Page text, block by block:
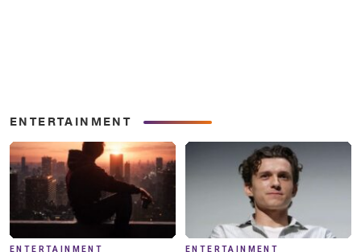
ENTERTAINMENT
ENTERTAINMENT ENTERTAINMENT